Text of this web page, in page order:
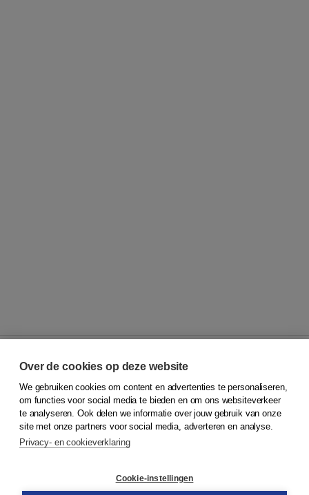
© 2026Koninklijke Boom uitgevers
Klantenservice
Service & informatie
Contact
Over de cookies op deze website
We gebruiken cookies om content en advertenties te personaliseren,
om functies voor social media te bieden en om ons websiteverkeer
te analyseren. Ook delen we informatie over jouw gebruik van onze
site met onze partners voor social media, adverteren en analyse.
Privacy- en cookieverklaring
Cookie-instellingen